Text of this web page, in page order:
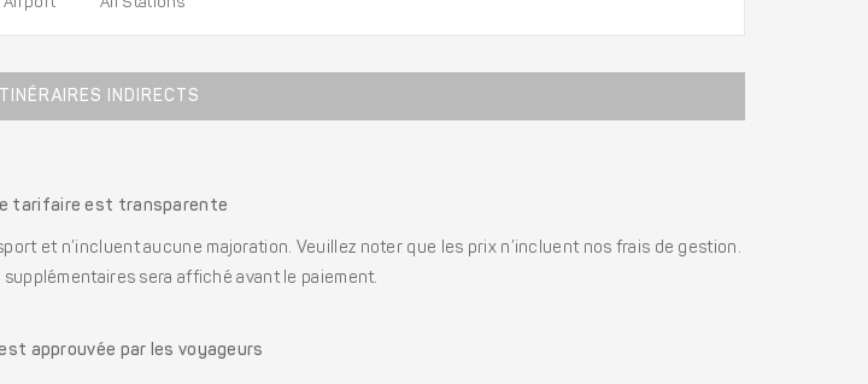
INDIRECTS
tarifaire est transparente
et n’incluent aucune majoration. Veuillez noter que les prix n’incluent nos frais de gestion.
sera affiché avant le paiement.
approuvée par les voyageurs